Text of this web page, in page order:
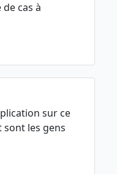
cas à
sur ce
les gens